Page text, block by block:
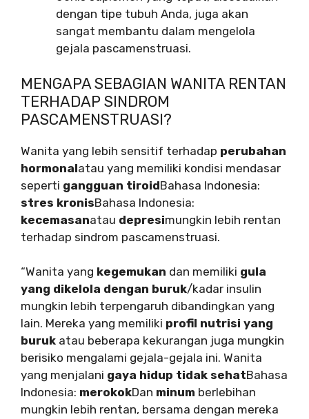
dengan tipe tubuh Anda, juga akan
sangat membantu dalam mengelola
gejala pascamenstruasi.
MENGAPA SEBAGIAN WANITA RENTAN
TERHADAP SINDROM
PASCAMENSTRUASI?
Wanita yang lebih sensitif terhadap perubahan
hormonalatau yang memiliki kondisi mendasar
seperti gangguan tiroidBahasa Indonesia:
stres kronisBahasa Indonesia:
kecemasanatau depresimungkin lebih rentan
terhadap sindrom pascamenstruasi.
“Wanita yang kegemukan dan memiliki gula
yang dikelola dengan buruk/kadar insulin
mungkin lebih terpengaruh dibandingkan yang
lain. Mereka yang memiliki profil nutrisi yang
buruk atau beberapa kekurangan juga mungkin
berisiko mengalami gejala-gejala ini. Wanita
yang menjalani gaya hidup tidak sehatBahasa
Indonesia: merokokDan minum berlebihan
mungkin lebih rentan, bersama dengan mereka